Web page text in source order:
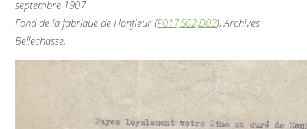
septembre 1907
Fond de la fabrique de Honfleur (P017,S02,D02), Archives
Bellechasse.